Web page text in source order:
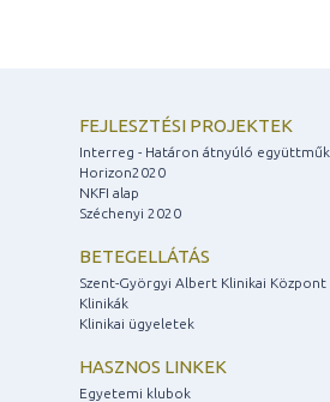
FEJLESZTÉSI PROJEKTEK
Interreg - Határon átnyúló
Horizon2020
NKFI alap
Széchenyi 2020
BETEGELLÁTÁS
Szent-Györgyi Albert Klinikai Központ
Klinikák
Klinikai ügyeletek
HASZNOS LINKEK
Egyetemi klubok